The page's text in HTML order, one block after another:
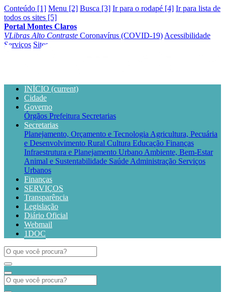
Conteúdo [1] Menu [2] Busca [3] Ir para o rodapé [4] Ir para lista de
todos os sites [5]
Portal Montes Claros
VLibras Alto Contraste Coronavírus (COVID-19) Acessibilidade
Serviços Sites
INÍCIO (current)
Cidade
Governo
Órgãos Prefeitura Secretarias
Secretarias
Planejamento, Orçamento e Tecnologia Agricultura, Pecuária
e Desenvolvimento Rural Cultura Educação Finanças
Infraestrutura e Planejamento Urbano Ambiente, Bem-Estar
Animal e Sustentabilidade Saúde Administração Serviços
Urbanos
Finanças
SERVIÇOS
Transparência
Legislação
Diário Oficial
Webmail
1DOC